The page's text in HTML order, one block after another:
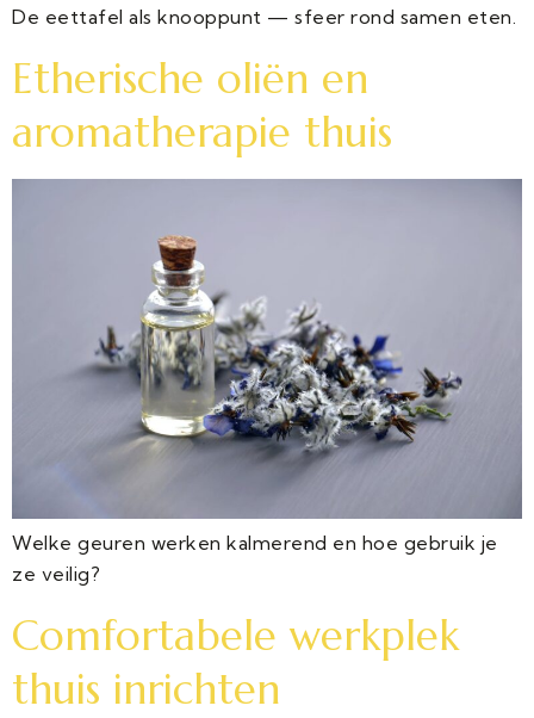
De eettafel als knooppunt — sfeer rond samen eten.
Etherische oliën en
aromatherapie thuis
Welke geuren werken kalmerend en hoe gebruik je
ze veilig?
Comfortabele werkplek
thuis inrichten